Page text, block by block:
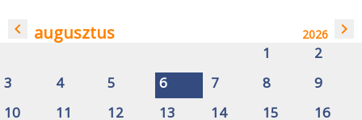
navigate_before augusztus 2026 navigate_next
1
2
3
4 5 6 7 8
9
10
11 12 13 14 15
16